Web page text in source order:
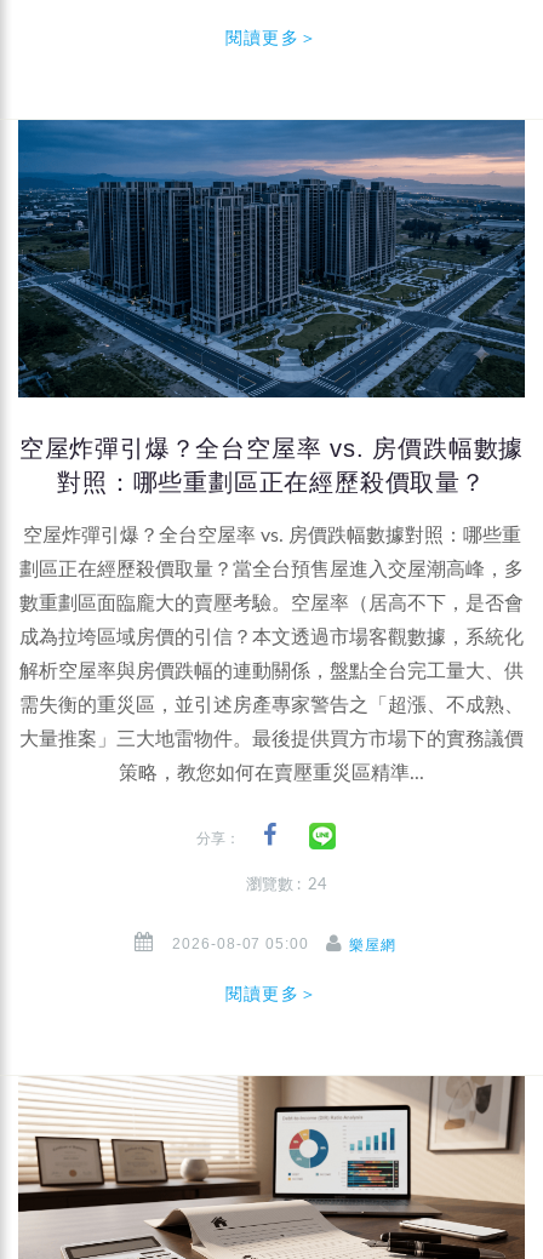
閱讀更多＞
空屋炸彈引爆？全台空屋率 vs. 房價跌幅數據
對照：哪些重劃區正在經歷殺價取量？
空屋炸彈引爆？全台空屋率 vs. 房價跌幅數據對照：哪些重
劃區正在經歷殺價取量？當全台預售屋進入交屋潮高峰，多
數重劃區面臨龐大的賣壓考驗。空屋率（居高不下，是否會
成為拉垮區域房價的引信？本文透過市場客觀數據，系統化
解析空屋率與房價跌幅的連動關係，盤點全台完工量大、供
需失衡的重災區，並引述房產專家警告之「超漲、不成熟、
大量推案」三大地雷物件。最後提供買方市場下的實務議價
策略，教您如何在賣壓重災區精準...
分享：
瀏覽數 : 24
2026-08-07 05:00 樂屋網
閱讀更多＞